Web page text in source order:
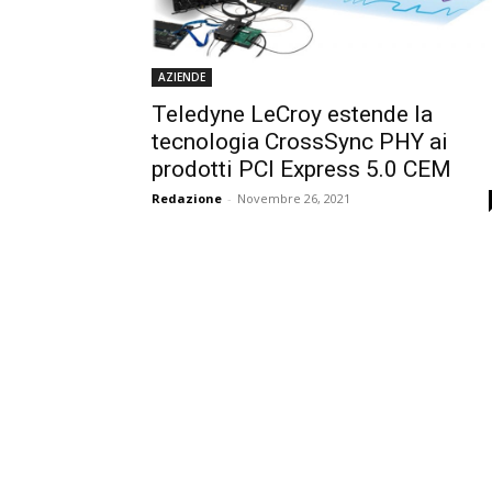
AZIENDE
Teledyne LeCroy estende la
tecnologia CrossSync PHY ai
prodotti PCI Express 5.0 CEM
Redazione - Novembre 26, 2021